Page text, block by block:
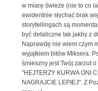
w miarę świeże (nie to co
ewidentnie słychać brak
storytellingach są
być detaliczne tak jakby z
Naprawdę nie wiem czym
wyjątkiem bitów Miksera.
śmieszny jest Twój zarzut
"HEJTERZY KURWA ONI
NAGRAJCIE LEPIEJ". Z